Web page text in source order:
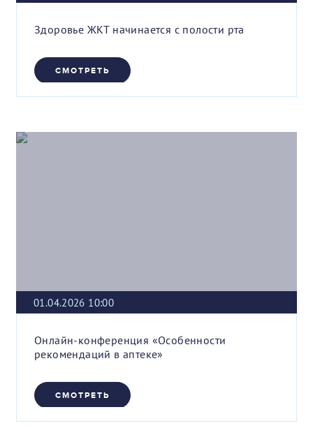
Здоровье ЖКТ начинается с полости рта
СМОТРЕТЬ
01.04.2026 10:00
Онлайн-конференция «Особенности
рекомендаций в аптеке»
СМОТРЕТЬ